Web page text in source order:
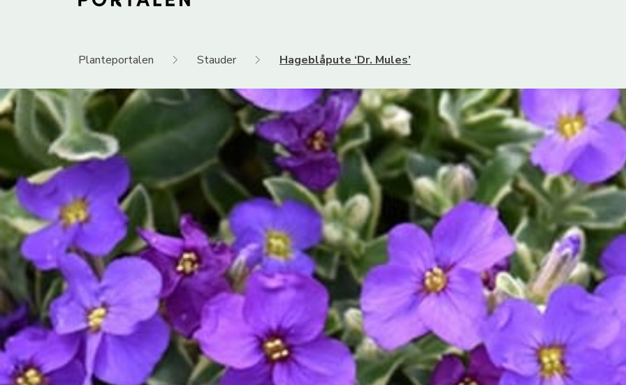
Planteportalen Stauder Hageblåpute ‘Dr. Mules’